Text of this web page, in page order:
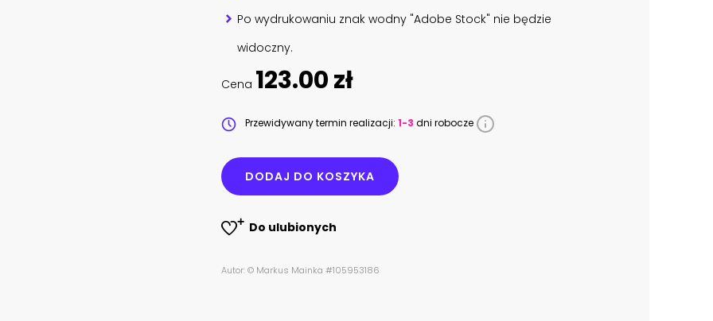
Po wydrukowaniu znak wodny "Adobe Stock" nie będzie
widoczny.
Cena 123.00 zł
Przewidywany termin realizacji: 1-3 dni robocze
DODAJ DO KOSZYKA
Do ulubionych
Autor: © Markus Mainka #105953186